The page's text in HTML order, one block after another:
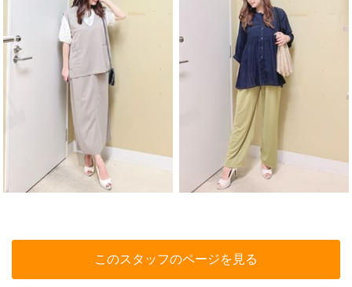
このスタッフのページを見る